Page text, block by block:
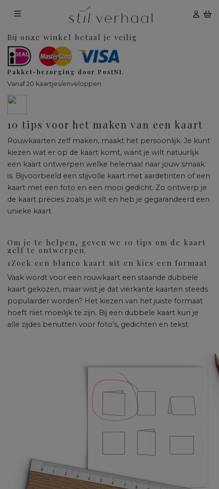
Bij onze winkel betaal je veilig
Pakket-bezorging door PostNL
Vanaf 20 kaartjes/enveloppen
10 tips voor het maken van een kaart
Rouwkaarten zelf maken, maakt het persoonlijk. Je kunt
kiezen wat er op de kaart komt, want je wilt natuurlijk
een kaart ontwerpen welke helemaal naar jouw smaak
is. Bijvoorbeeld een stijvolle kaart met aardetinten of een
kaart met een foto en een mooi gedicht. Zo ontwerp je
de kaart precies zoals je wilt en heb je gegarandeerd een
unieke kaart.
Om je te helpen, geven we 10 tips om de kaart
zelf te ontwerpen.
1 Zoek een blanco kaart uit en kies een formaat
Vaak wordt voor een rouwkaart een staande dubbele
kaart gekozen, maar wist je dat vierkante kaarten steeds
populairder worden? Het kiezen van het juiste formaat
hoeft niet moeilijk te zijn. Bij een dubbele kaart kun je
alle zijdes benutten voor foto's, gedichten en tekst.